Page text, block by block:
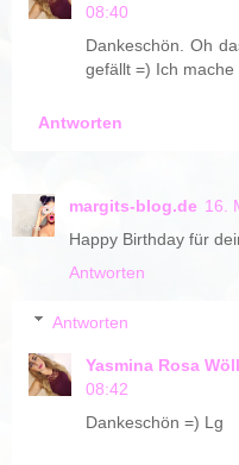
08:40
Dankeschön. Oh
gefällt =) Ich
Antworten
margits-blog.de 16.
Happy Birthday für
Antworten
Antworten
Yasmina Rosa
08:42
Dankeschön =) Lg